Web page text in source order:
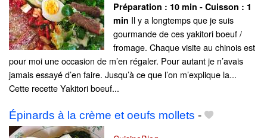
Préparation : 10 min - Cuisson : 1
min Il y a longtemps que je suis
gourmande de ces yakitori boeuf /
fromage. Chaque visite au chinois est
pour moi une occasion de m’en régaler. Pour autant je n’avais
jamais essayé d’en faire. Jusqu’à ce que l’on m’explique la...
Cette recette Yakitori boeuf...
Épinards à la crème et oeufs mollets -